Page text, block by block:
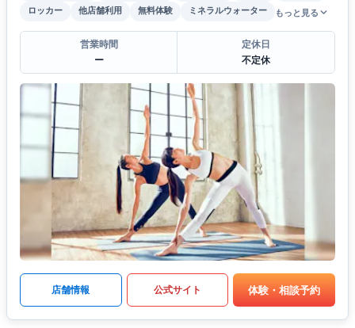
ロッカー
他店舗利用 無料体験 ミネラルウォーター もっと見る
営業時間
ー
定休日
不定休
店舗情報 公式サイト 体験・相談予約